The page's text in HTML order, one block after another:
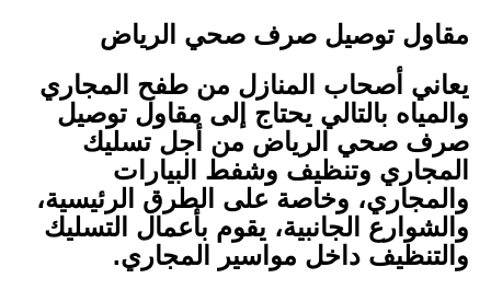
مقاول توصيل صرف صحي الرياض
يعاني أصحاب المنازل من طفح المجاري
والمياه بالتالي يحتاج إلى مقاول توصيل
صرف صحي الرياض من أجل تسليك
المجاري وتنظيف وشفط البيارات
والمجاري، وخاصة على الطرق الرئيسية،
والشوارع الجانبية، يقوم بأعمال التسليك
والتنظيف داخل مواسير المجاري.